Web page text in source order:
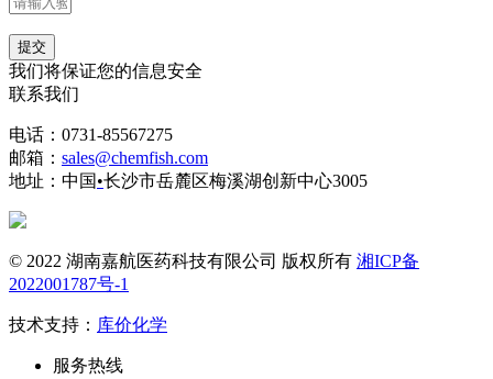
提交
我们将保证您的信息安全
联系我们
电话：0731-85567275
邮箱： sales@chemfish.com
地址：中国•长沙市岳麓区梅溪湖创新中心3005
© 2022 湖南嘉航医药科技有限公司 版权所有 湘ICP备
2022001787号-1
技术支持： 库价化学
服务热线